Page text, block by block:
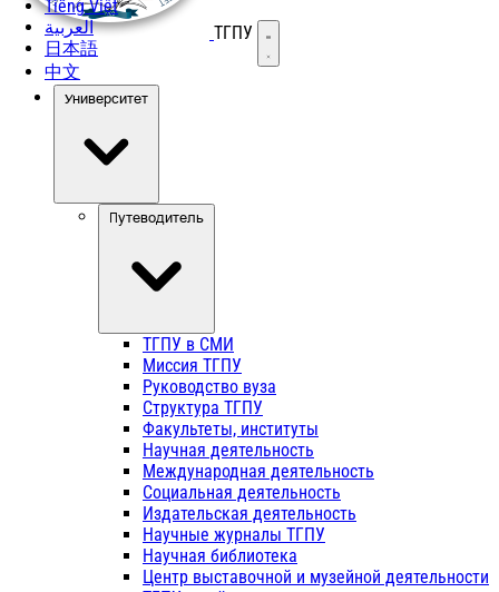
Tiếng Việt
العربية
日本語
中文
ТГПУ Открыть меню
Университет
Путеводитель
ТГПУ в СМИ
Миссия ТГПУ
Руководство вуза
Структура ТГПУ
Факультеты, институты
Научная деятельность
Международная деятельность
Социальная деятельность
Издательская деятельность
Научные журналы ТГПУ
Научная библиотека
Центр выставочной и музейной деятельности